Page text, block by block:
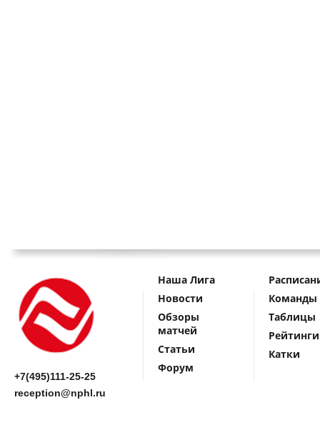
+7(495)111-25-25
reception@nphl.ru
Наша Лига
Новости
Обзоры
матчей
Статьи
Форум
Команды
Таблицы
Рейтинги
Катки